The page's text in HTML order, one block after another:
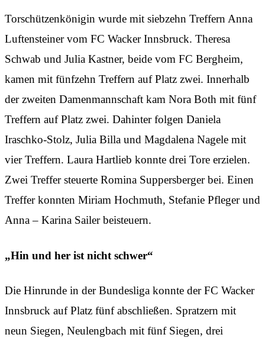
Torschützenkönigin wurde mit siebzehn Treffern Anna
Luftensteiner vom FC Wacker Innsbruck. Theresa
Schwab und Julia Kastner, beide vom FC Bergheim,
kamen mit fünfzehn Treffern auf Platz zwei. Innerhalb
der zweiten Damenmannschaft kam Nora Both mit fünf
Treffern auf Platz zwei. Dahinter folgen Daniela
Iraschko-Stolz, Julia Billa und Magdalena Nagele mit
vier Treffern. Laura Hartlieb konnte drei Tore erzielen.
Zwei Treffer steuerte Romina Suppersberger bei. Einen
Treffer konnten Miriam Hochmuth, Stefanie Pfleger und
Anna – Karina Sailer beisteuern.
„Hin und her ist nicht schwer“
Die Hinrunde in der Bundesliga konnte der FC Wacker
Innsbruck auf Platz fünf abschließen. Spratzern mit
neun Siegen, Neulengbach mit fünf Siegen, drei